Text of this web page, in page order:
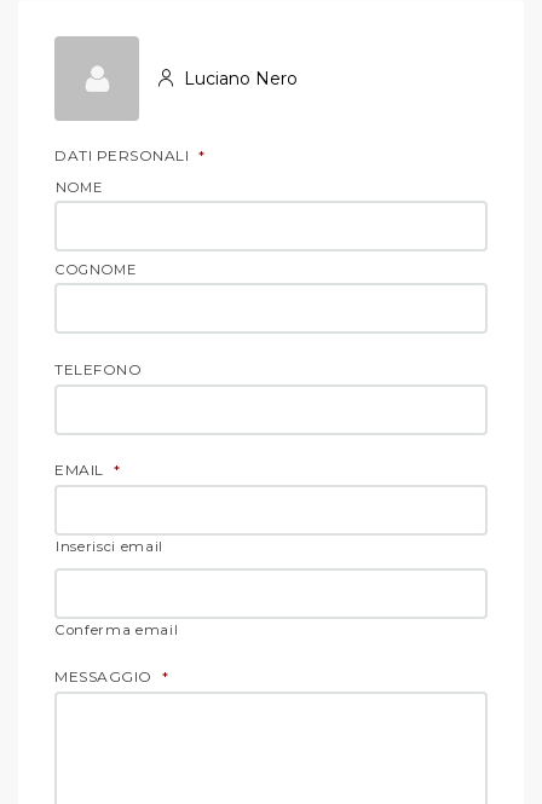
Luciano Nero
DATI PERSONALI *
NOME
COGNOME
TELEFONO
EMAIL *
Inserisci email
Conferma email
MESSAGGIO *